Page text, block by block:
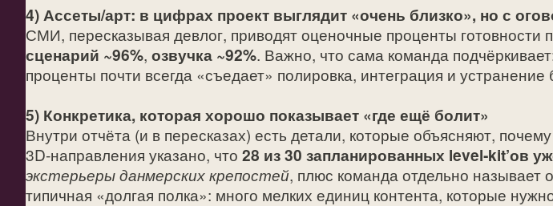
4) Ассеты/арт: в цифрах проект выглядит «очень близко», но с
СМИ, пересказывая девлог, приводят оценочные проценты готовности
сценарий ~96%, озвучка ~92%. Важно, что сама команда
проценты почти всегда «съедает» полировка, интеграция и устранение
5) Конкретика, которая хорошо показывает «где ещё болит»
Внутри отчёта (и в пересказах) есть детали, которые объясняют,
3D‑направления указано, что 28 из 30 запланированных level‑kit’ов
экстерьеры данмерских крепостей, плюс команда отдельно называет
типичная «долгая полка»: много мелких единиц контента, которые